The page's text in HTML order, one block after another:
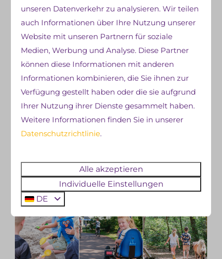
unseren Datenverkehr zu analysieren. Wir teilen
auch Informationen über Ihre Nutzung unserer
Website mit unseren Partnern für soziale
Medien, Werbung und Analyse. Diese Partner
können diese Informationen mit anderen
Informationen kombinieren, die Sie ihnen zur
Verfügung gestellt haben oder die sie aufgrund
Ihrer Nutzung ihrer Dienste gesammelt haben.
Weitere Informationen finden Sie in unserer
Datenschutzrichtlinie.
Alle akzeptieren
Individuelle Einstellungen
DE